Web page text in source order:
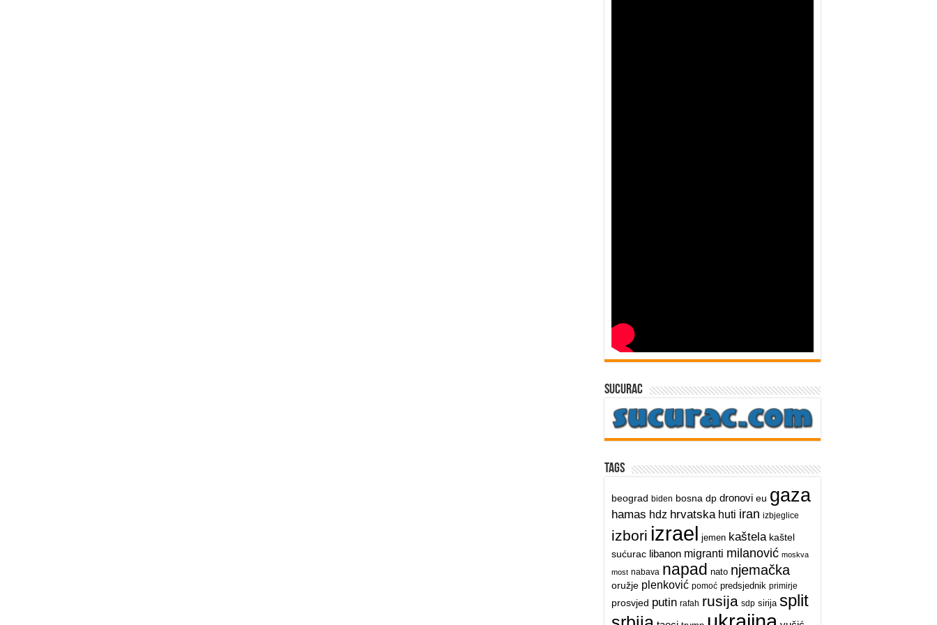
sucurac
Tags
beograd biden bosna dp dronovi eu gaza
hamas hdz hrvatska huti iran izbjeglice
izbori izrael jemen kaštela kaštel
sućurac libanon migranti milanović moskva
most nabava napad nato njemačka
oružje plenković pomoć predsjednik primirje
prosvjed putin rafah rusija sdp sirija split